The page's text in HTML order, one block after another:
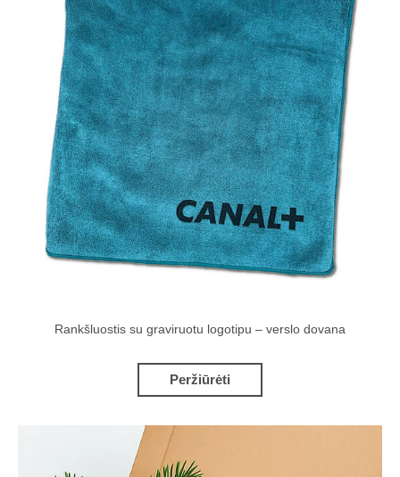
Rankšluostis su graviruotu logotipu – verslo dovana
Peržiūrėti